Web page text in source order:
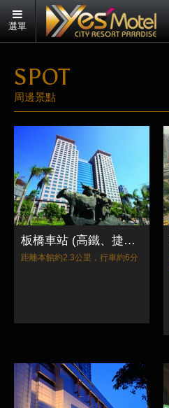
選單
SPOT
周邊景點
板橋車站 (高鐵、捷運、火車)
距離本館約2.3公里，行車約6分